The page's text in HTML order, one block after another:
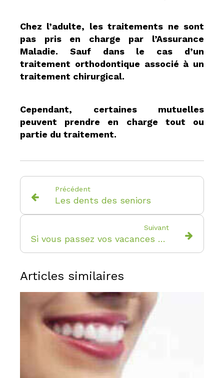
Chez l’adulte, les traitements ne sont
pas pris en charge par l’Assurance
Maladie. Sauf dans le cas d’un
traitement orthodontique associé à un
traitement chirurgical.
Cependant, certaines mutuelles
peuvent prendre en charge tout ou
partie du traitement.
Précédent
Les dents des seniors
Suivant
Si vous passez vos vacances à l’étranger...
Articles similaires